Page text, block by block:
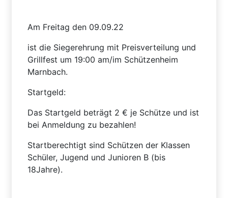
Am Freitag den 09.09.22
ist die Siegerehrung mit Preisverteilung und
Grillfest um 19:00 am/im Schützenheim
Marnbach.
Startgeld:
Das Startgeld beträgt 2 € je Schütze und ist
bei Anmeldung zu bezahlen!
Startberechtigt sind Schützen der Klassen
Schüler, Jugend und Junioren B (bis
18Jahre).